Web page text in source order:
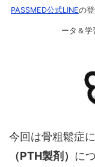
PASSMED公式LINEの
ータ＆学
今回は骨粗鬆症
（PTH製剤） に